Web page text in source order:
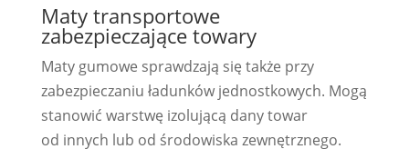
Maty transportowe
zabezpieczające towary
Maty gumowe sprawdzają się także przy
zabezpieczaniu ładunków jednostkowych. Mogą
stanowić warstwę izolującą dany towar
od innych lub od środowiska zewnętrznego.